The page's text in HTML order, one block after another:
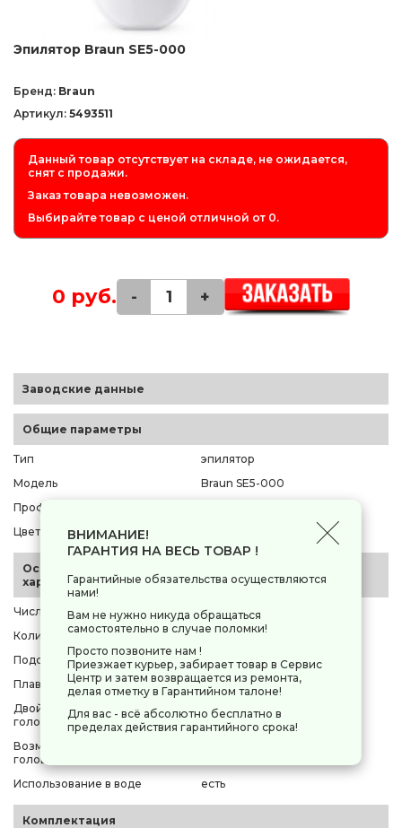
Эпилятор Braun SE5-000
Бренд: Braun
Артикул: 5493511
Данный товар отсутствует на складе, не ожидается,
снят с продажи.
Заказ товара невозможен.
Выбирайте товар с ценой отличной от 0.
0 руб. - +
Заводские данные
Общие параметры
Тип
эпилятор
Модель
Braun SE5-000
Профессиональная техника
Цвет корпуса
Основные
характеристики
Число скоростей
2
Количество пинцетов / дисков
28
Подсветка зоны эпиляции
есть
Плавающая головка
нет
Двойная эпиляционная
головка
нет
Возможность промывки
головки
Использование в воде есть
Комплектация
ВНИМАНИЕ!
ГАРАНТИЯ НА ВЕСЬ ТОВАР !
Гарантийные обязательства осуществляются
нами!
Вам не нужно никуда обращаться
самостоятельно в случае поломки!
Просто позвоните нам !
Приезжает курьер, забирает товар в Сервис
Центр и затем возвращается из ремонта,
делая отметку в Гарантийном талоне!
Для вас - всё абсолютно бесплатно в
пределах действия гарантийного срока!